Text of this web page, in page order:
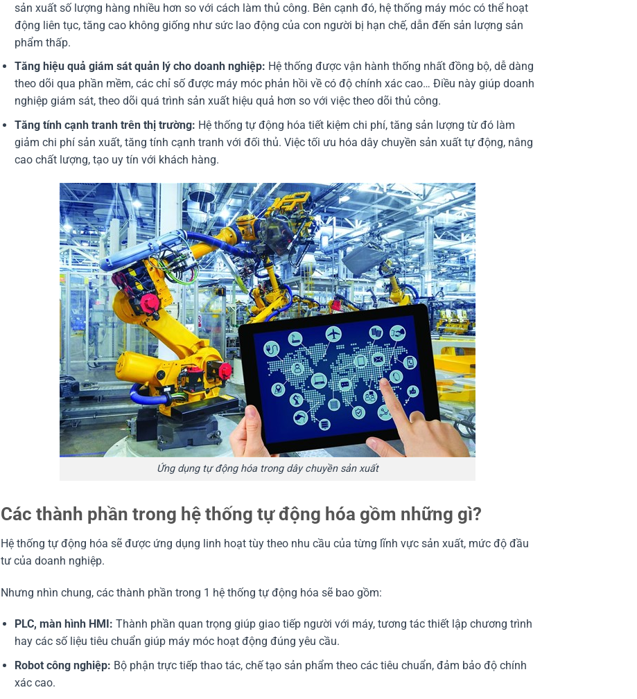
sản xuất số lượng hàng nhiều hơn so với cách làm thủ công. Bên cạnh đó, hệ thống máy móc có thể hoạt
động liên tục, tăng cao không giống như sức lao động của con người bị hạn chế, dẫn đến sản lượng sản
phẩm thấp.
Tăng hiệu quả giám sát quản lý cho doanh nghiệp: Hệ thống được vận hành thống nhất đồng bộ, dễ dàng
theo dõi qua phần mềm, các chỉ số được máy móc phản hồi về có độ chính xác cao… Điều này giúp doanh
nghiệp giám sát, theo dõi quá trình sản xuất hiệu quả hơn so với việc theo dõi thủ công.
Tăng tính cạnh tranh trên thị trường: Hệ thống tự động hóa tiết kiệm chi phí, tăng sản lượng từ đó làm
giảm chi phí sản xuất, tăng tính cạnh tranh với đối thủ. Việc tối ưu hóa dây chuyền sản xuất tự động, nâng
cao chất lượng, tạo uy tín với khách hàng.
Ứng dụng tự động hóa trong dây chuyền sản xuất
Các thành phần trong hệ thống tự động hóa gồm những gì?
Hệ thống tự động hóa sẽ được ứng dụng linh hoạt tùy theo nhu cầu của từng lĩnh vực sản xuất, mức độ đầu
tư của doanh nghiệp.
Nhưng nhìn chung, các thành phần trong 1 hệ thống tự động hóa sẽ bao gồm:
PLC, màn hình HMI:Thành phần quan trọng giúp giao tiếp người với máy, tương tác thiết lập chương trình
hay các số liệu tiêu chuẩn giúp máy móc hoạt động đúng yêu cầu.
Robot công nghiệp: Bộ phận trực tiếp thao tác, chế tạo sản phẩm theo các tiêu chuẩn, đảm bảo độ chính
xác cao.